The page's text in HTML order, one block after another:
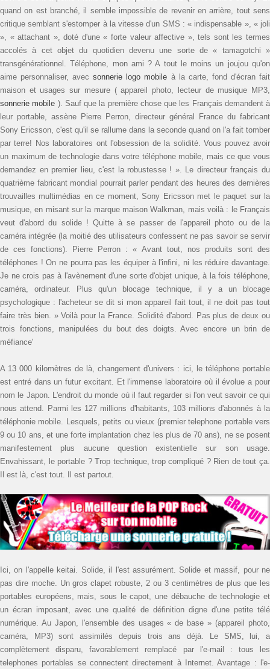
quand on est branché, il semble impossible de revenir en arrière, tout sens
critique semblant s'estomper à la vitesse d'un SMS : « indispensable », « joli
», « attachant », doté d'une « forte valeur affective », tels sont les termes
accolés à cet objet du quotidien devenu une sorte de « tamagotchi »
transgénérationnel. Téléphone, mon ami ? A tout le moins un joujou qu'on
aime personnaliser, avecsonnerie logo mobile à la carte, fond d'écran fait
maison et usages sur mesure ( appareil photo, lecteur de musique MP3,
sonnerie mobile ). Sauf que la première chose que les Français demandent à
leur portable, assène Pierre Perron, directeur général France du fabricant
Sony Ericsson, c'est qu'il se rallume dans la seconde quand on l'a fait tomber
par terre! Nos laboratoires ont l'obsession de la solidité. Vous pouvez avoir
un maximum de technologie dans votre téléphone mobile, mais ce que vous
demandez en premier lieu, c'est la robustesse ! ». Le directeur français du
quatrième fabricant mondial pourrait parler pendant des heures des dernières
trouvailles multimédias en ce moment, Sony Ericsson met le paquet sur la
musique, en misant sur la marque maison Walkman, mais voilà : le Français
veut d'abord du solide ! Quitte à se passer de l'appareil photo ou de la
caméra intégrée (la moitié des utilisateurs confessent ne pas savoir se servir
de ces fonctions). Pierre Perron : « Avant tout, nos produits sont des
téléphones ! On ne pourra pas les équiper à l'infini, ni les réduire davantage.
Je ne crois pas à l'avènement d'une sorte d'objet unique, à la fois téléphone,
caméra, ordinateur. Plus qu'un blocage technique, il y a un blocage
psychologique : l'acheteur se dit si mon appareil fait tout, il ne doit pas tout
faire très bien. » Voilà pour la France. Solidité d'abord. Pas plus de deux ou
trois fonctions, manipulées du bout des doigts. Avec encore un brin de
méfiance'
A 13 000 kilomètres de là, changement d'univers : ici, le téléphone portable
est entré dans un futur excitant. Et l'immense laboratoire où il évolue a pour
nom le Japon. L'endroit du monde où il faut regarder si l'on veut savoir ce qui
nous attend. Parmi les 127 millions d'habitants, 103 millions d'abonnés à la
téléphonie mobile. Lesquels, petits ou vieux (premier telephone portable vers
9 ou 10 ans, et une forte implantation chez les plus de 70 ans), ne se posent
manifestement plus aucune question existentielle sur son usage.
Envahissant, le portable ? Trop technique, trop compliqué ? Rien de tout ça.
Il est là, c'est tout. Il est partout.
Ici, on l'appelle keitai. Solide, il l'est assurément. Solide et massif, pour ne
pas dire moche. Un gros clapet robuste, 2 ou 3 centimètres de plus que les
portables européens, mais, sous le capot, une débauche de technologie et
un écran imposant, avec une qualité de définition digne d'une petite télé
numérique. Au Japon, l'ensemble des usages « de base » (appareil photo,
caméra, MP3) sont assimilés depuis trois ans déjà. Le SMS, lui, a
complètement disparu, favorablement remplacé par l'e-mail : tous les
telephones portables se connectent directement à Internet. Avantage : l'e-